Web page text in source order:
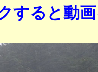
すると動